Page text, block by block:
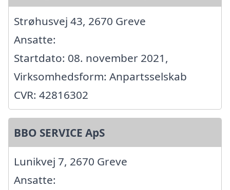
Strøhusvej 43, 2670 Greve
Ansatte:
Startdato: 08. november 2021,
Virksomhedsform: Anpartsselskab
CVR: 42816302
BBO SERVICE ApS
Lunikvej 7, 2670 Greve
Ansatte: